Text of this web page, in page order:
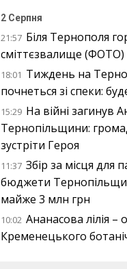
2 Серпня
21:57 Біля Тернополя
сміттєзвалище (ФОТО)
18:01 Тиждень на
почнеться зі спеки:
15:29 На війні загинув
Тернопільщини:
зустріти Героя
11:37 Збір за місця для
бюджети
майже 3 млн грн
10:02 Ананасова лілія –
Кременецького